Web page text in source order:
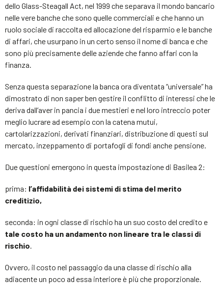
dello Glass-Steagall Act, nel 1999 che separava il mondo bancario
nelle vere banche che sono quelle commerciali e che hanno un
ruolo sociale di raccolta ed allocazione del risparmio e le banche
di affari, che usurpano in un certo senso il nome di banca e che
sono più precisamente delle aziende che fanno affari con la
finanza.
Senza questa separazione la banca ora diventata “universale” ha
dimostrato di non saper ben gestire il conflitto di interessi che le
deriva dall’aver in pancia i due mestieri e nel loro intreccio poter
meglio lucrare ad esempio con la catena mutui,
cartolarizzazioni, derivati finanziari, distribuzione di questi sul
mercato, inzeppamento di portafogli di fondi anche pensione.
Due questioni emergono in questa impostazione di Basilea 2:
prima: l’affidabilità dei sistemi di stima del merito
creditizio,
seconda: in ogni classe di rischio ha un suo costo del credito e
tale costo ha un andamento non lineare tra le classi di
rischio.
Ovvero, il costo nel passaggio da una classe di rischio alla
adiacente un poco ad essa interiore è più che proporzionale.